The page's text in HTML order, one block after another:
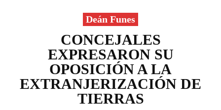
Deán Funes
CONCEJALES
EXPRESARON SU
OPOSICIÓN A LA
EXTRANJERIZACIÓN DE
TIERRAS